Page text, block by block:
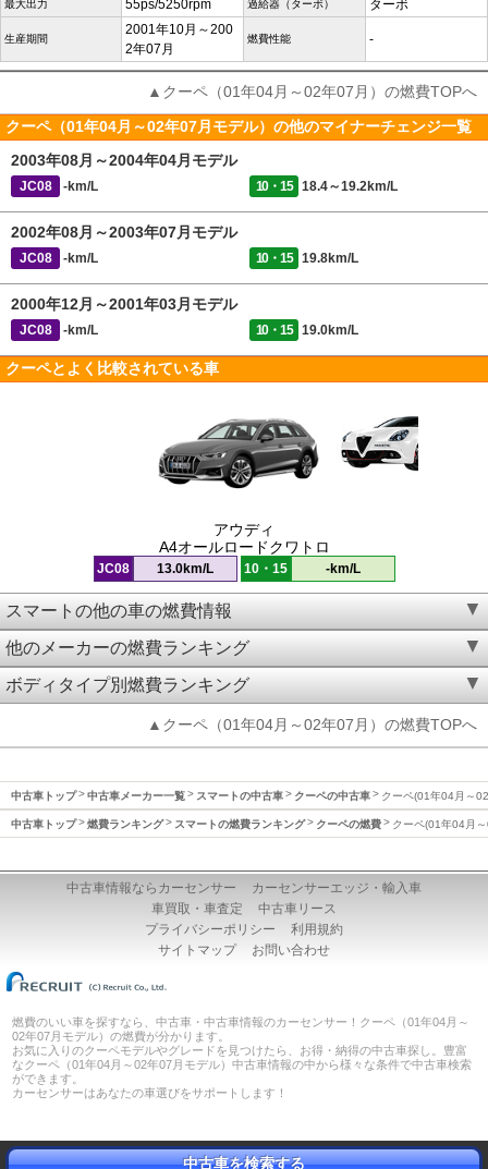
最大出力 55ps/5250rpm 過給器（ターボ） ターボ
生産期間
2001年10月～200
2年07月
燃費性能 -
▲クーペ（01年04月～02年07月）の燃費TOPへ
クーペ（01年04月～02年07月モデル）の他のマイナーチェンジ一覧
2003年08月～2004年04月モデル
JC08 -km/L 10・15 18.4～19.2km/L
2002年08月～2003年07月モデル
JC08 -km/L 10・15 19.8km/L
2000年12月～2001年03月モデル
JC08 -km/L 10・15 19.0km/L
クーペとよく比較されている車
アウディ
A4オールロードクワトロ
JC08 13.0km/L 10・15 -km/L
スマートの他の車の燃費情報
他のメーカーの燃費ランキング
ボディタイプ別燃費ランキング
▲クーペ（01年04月～02年07月）の燃費TOPへ
中古車トップ 中古車メーカー一覧 スマートの中古車 クーペの中古車 クーペ(01年04月～
中古車トップ 燃費ランキング スマートの燃費ランキング クーペの燃費 クーペ(01年04月
中古車情報ならカーセンサー
カーセンサーエッジ・輸入車
車買取・車査定
中古車リース
プライバシーポリシー
利用規約
サイトマップ
お問い合わせ
燃費のいい車を探すなら、中古車・中古車情報のカーセンサー！クーペ（01年04月～
02年07月モデル）の燃費が分かります。
お気に入りのクーペモデルやグレードを見つけたら、お得・納得の中古車探し。豊富
なクーペ（01年04月～02年07月モデル）中古車情報の中から様々な条件で中古車検索
ができます。
カーセンサーはあなたの車選びをサポートします！
中古車を検索する